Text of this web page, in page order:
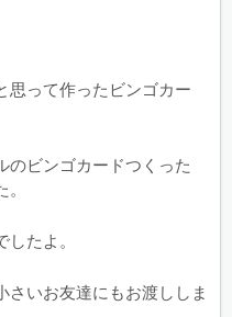
って作ったビンゴカー
のビンゴカードつくった
たよ。
さいお友達にもお渡ししま